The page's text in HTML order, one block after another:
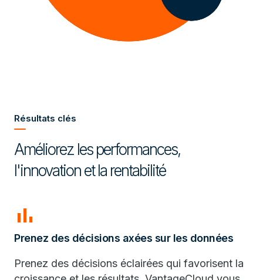
Résultats clés
Améliorez les performances,
l'innovation et la rentabilité
bar_chart
Prenez des décisions axées sur les données
Prenez des décisions éclairées qui favorisent la